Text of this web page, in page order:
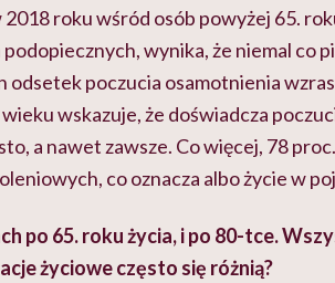
roku wśród osób powyżej 65.
wynika, że niemal co
odsetek poczucia osamotnienia
wskazuje, że doświadcza
a nawet zawsze. Co więcej, 78
co oznacza albo życie w
po 65. roku życia, ipo 80-tce.
życiowe często się różnią?